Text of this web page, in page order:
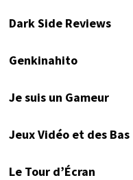
Dark Side Reviews
Genkinahito
Je suis un Gameur
Jeux Vidéo et des Bas
Le Tour d’Écran